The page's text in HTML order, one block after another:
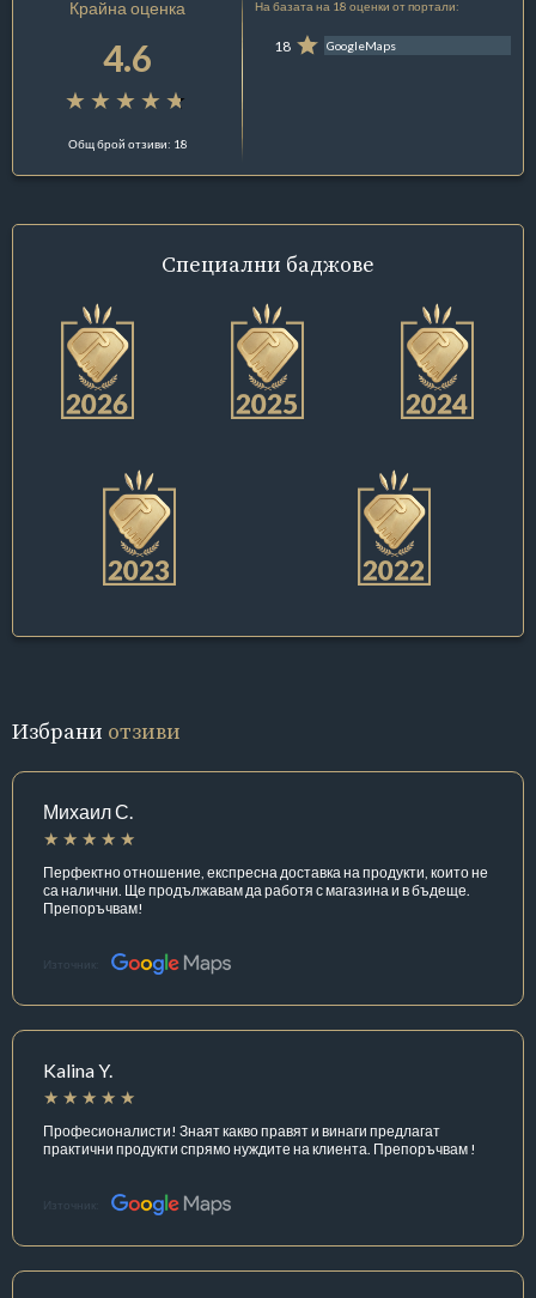
Крайна оценка
4.6
Общ брой отзиви: 18
На базата на 18 оценки от портали:
18 GoogleMaps
Специални баджове
Избрани отзиви
Михаил С.
Перфектно отношение, експресна доставка на продукти, които не
са налични. Ще продължавам да работя с магазина и в бъдеще.
Препоръчвам!
Източник:
Kalina Y.
Професионалисти! Знаят какво правят и винаги предлагат
практични продукти спрямо нуждите на клиента. Препоръчвам !
Източник: